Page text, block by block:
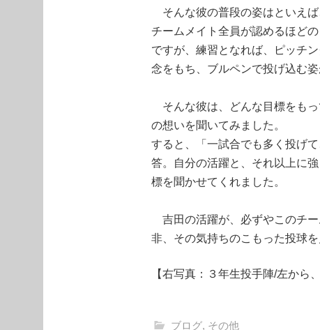
そんな彼の普段の姿はといえば
チームメイト全員が認めるほど
ですが、練習となれば、ピッチ
念をもち、ブルペンで投げ込む姿
そんな彼は、どんな目標をも
の想いを聞いてみました。
すると、「一試合でも多く投げ
答。自分の活躍と、それ以上に
標を聞かせてくれました。
吉田の活躍が、必ずやこのチ
非、その気持ちのこもった投球
【右写真：３年生投手陣/左から
ブログ, その他